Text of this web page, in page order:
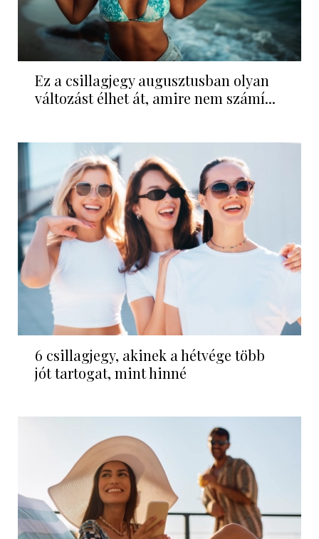
Ez a csillagjegy augusztusban olyan
változást élhet át, amire nem számí...
6 csillagjegy, akinek a hétvége több
jót tartogat, mint hinné